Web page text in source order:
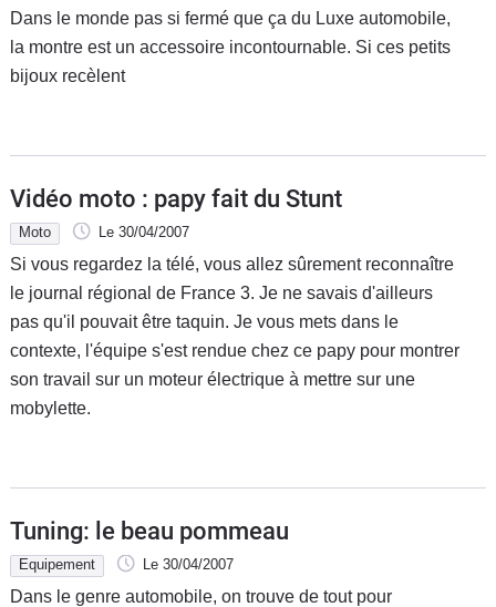
Dans le monde pas si fermé que ça du Luxe automobile,
la montre est un accessoire incontournable. Si ces petits
bijoux recèlent
Vidéo moto : papy fait du Stunt
Moto Le 30/04/2007
Si vous regardez la télé, vous allez sûrement reconnaître
le journal régional de France 3. Je ne savais d'ailleurs
pas qu'il pouvait être taquin. Je vous mets dans le
contexte, l'équipe s'est rendue chez ce papy pour montrer
son travail sur un moteur électrique à mettre sur une
mobylette.
Tuning: le beau pommeau
Equipement Le 30/04/2007
Dans le genre automobile, on trouve de tout pour